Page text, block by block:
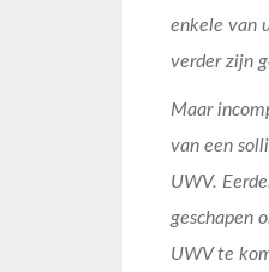
enkele van
verder zijn
Maar
van een
UWV.
geschapen
UWV te